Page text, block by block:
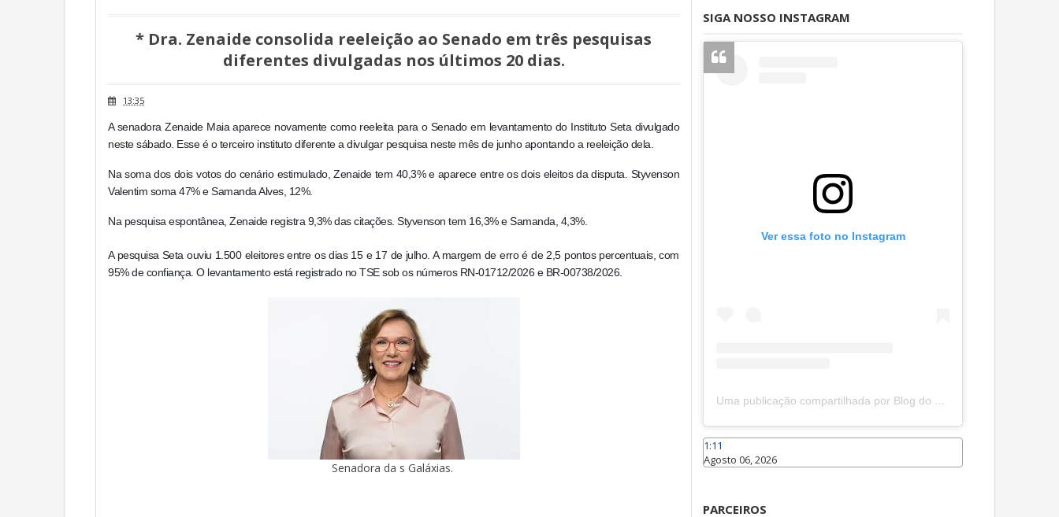
* Dra. Zenaide consolida reeleição ao Senado em três pesquisas
diferentes divulgadas nos últimos 20 dias.
13:35
A senadora Zenaide Maia aparece novamente como reeleita para o Senado em levantamento do Instituto Seta divulgado
neste sábado. Esse é o terceiro instituto diferente a divulgar pesquisa neste mês de junho apontando a reeleição dela.
Na soma dos dois votos do cenário estimulado, Zenaide tem 40,3% e aparece entre os dois eleitos da disputa. Styvenson
Valentim soma 47% e Samanda Alves, 12%.
Na pesquisa espontânea, Zenaide registra 9,3% das citações. Styvenson tem 16,3% e Samanda, 4,3%.
A pesquisa Seta ouviu 1.500 eleitores entre os dias 15 e 17 de julho. A margem de erro é de 2,5 pontos percentuais, com
95% de confiança. O levantamento está registrado no TSE sob os números RN-01712/2026 e BR-00738/2026.
Senadora da s Galáxias.
SIGA NOSSO INSTAGRAM
Ver essa foto no Instagram
Uma publicação compartilhada por Blog do João Marcolino (@joaomarcolinoneto)
1:11
Agosto 06, 2026
PARCEIROS